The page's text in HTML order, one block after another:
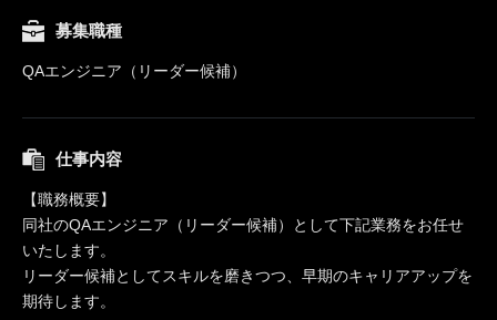
募集職種
QAエンジニア（リーダー候補）
仕事内容
【職務概要】
同社のQAエンジニア（リーダー候補）として下記業務をお任せ
いたします。
リーダー候補としてスキルを磨きつつ、早期のキャリアアップを
期待します。